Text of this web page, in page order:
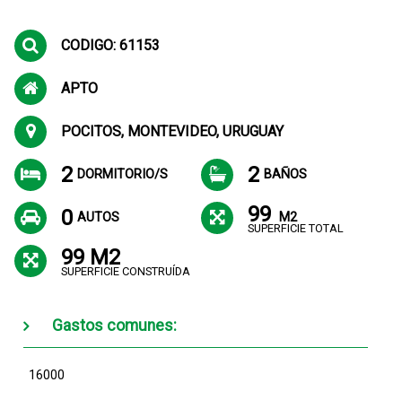
CODIGO: 61153
APTO
POCITOS, MONTEVIDEO, URUGUAY
2 DORMITORIO/S 2 BAÑOS
0 AUTOS 99 M2
SUPERFICIE TOTAL
99 M2
SUPERFICIE CONSTRUÍDA
Gastos comunes:
16000